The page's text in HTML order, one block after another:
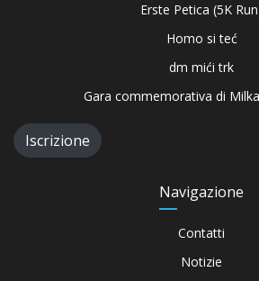
Erste Petica (5K
Homo si teć
dm mići trk
Gara commemorativa di
Iscrizione
Navigazione
Contatti
Notizie